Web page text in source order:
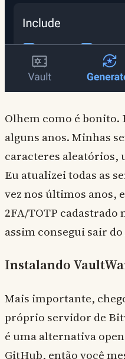
Olhem como é bonito.
alguns anos. Minhas
caracteres aleatórios,
Eu atualizei todas as
vez nos últimos anos,
2FA/TOTP
assim consegui sair
Instalando
Mais importante,
próprio servidor de
é uma alternativa
GitHub, então você